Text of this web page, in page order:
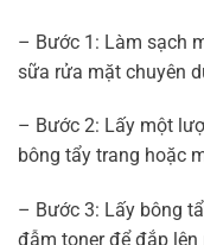
– Bước 1: Làm sạch
sữa rửa mặt chuyên
– Bước 2: Lấy một
bông tẩy trang hoặc
– Bước 3: Lấy bông
đẫm toner để đắp